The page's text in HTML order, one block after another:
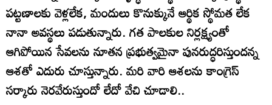
పట్టణాలకు వెళ్లలేక, మందులు కొనుక్కునే ఆర్థిక స్థోమత లేక
నానా అవస్థలు పడుతున్నారు. గత పాలకుల నిర్లక్ష్యంతో
ఆగిపోయిన సేవలను నూతన ప్రభుత్వమైనా పునరుద్ధరిస్తుందన్న
ఆశతో ఎదురు చూస్తున్నారు. మరి వారి ఆశలను కాంగ్రెస్‌
సర్కారు నెరవేరుస్తుందో లేదో వేచి చూడాలి..